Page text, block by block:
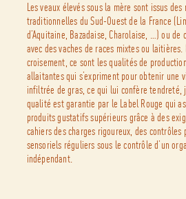
Les veaux élevés sous la mère sont issus
traditionnelles du Sud-Ouest de la France
d’Aquitaine, Bazadaise, Charolaise, …) ou de
avec des vaches de races mixtes ou laitières.
croisement, ce sont les qualités de
allaitantes qui s’expriment pour obtenir une
infiltrée de gras, ce qui lui confère tendreté,
qualité est garantie par le Label Rouge qui
produits gustatifs supérieurs grâce à des
cahiers des charges rigoureux, des contrôles
sensoriels réguliers sous le contrôle d’un
indépendant.